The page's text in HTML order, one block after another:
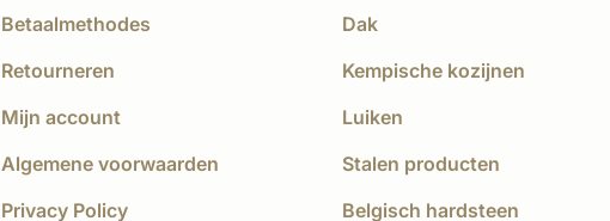
Betaalmethodes
Retourneren
Mijn account
Algemene voorwaarden
Privacy Policy
Dak
Kempische kozijnen
Luiken
Stalen producten
Belgisch hardsteen